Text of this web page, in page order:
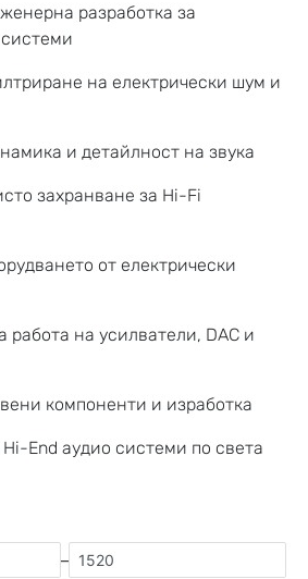
разработка за
на електрически шум и
и детайлност на звука
захранване за Hi-Fi
от електрически
работа на усилватели, DAC и
компоненти и изработка
End аудио системи по света
–